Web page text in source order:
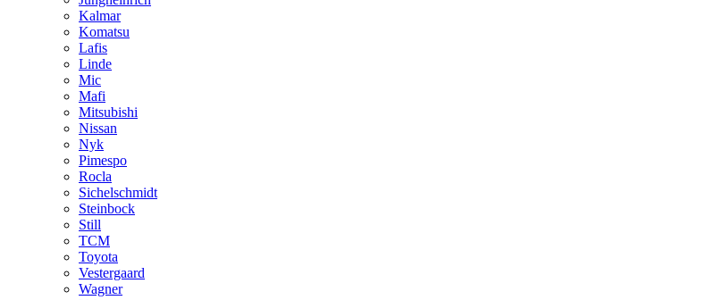
Kalmar
Komatsu
Lafis
Linde
Mic
Mafi
Mitsubishi
Nissan
Nyk
Pimespo
Rocla
Sichelschmidt
Steinbock
Still
TCM
Toyota
Vestergaard
Wagner